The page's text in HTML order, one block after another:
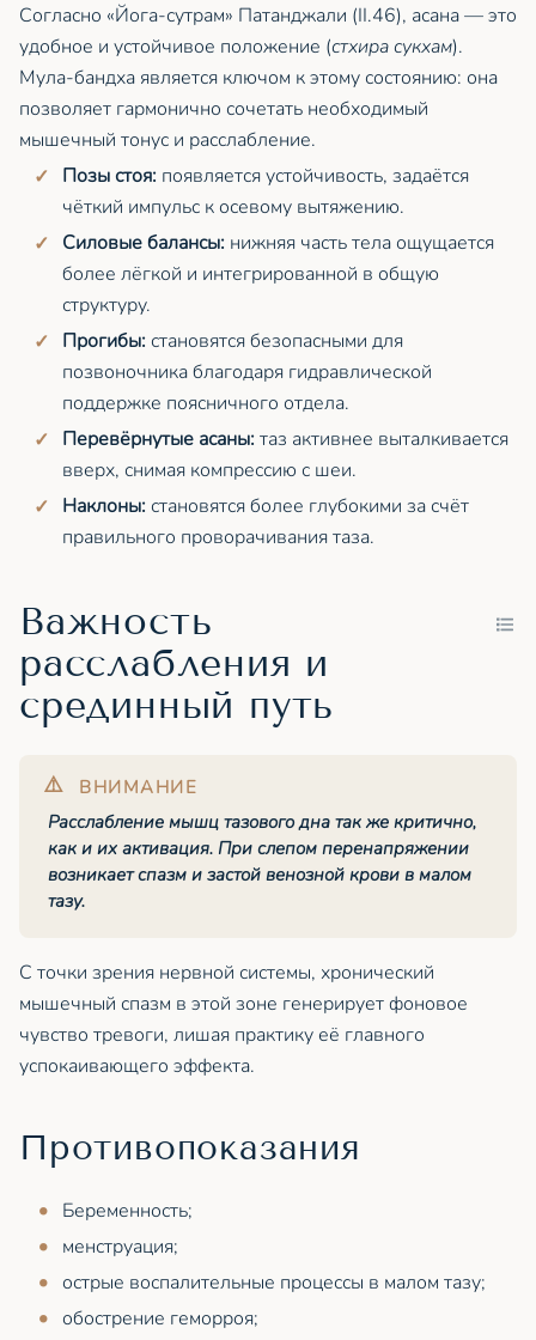
Согласно «Йога-сутрам» Патанджали (II.46), асана — это
удобное и устойчивое положение (стхира сукхам).
Мула-бандха является ключом к этому состоянию: она
позволяет гармонично сочетать необходимый
мышечный тонус и расслабление.
Позы стоя: появляется устойчивость, задаётся
чёткий импульс к осевому вытяжению.
Силовые балансы: нижняя часть тела ощущается
более лёгкой и интегрированной в общую
структуру.
Прогибы:становятся безопасными для
позвоночника благодаря гидравлической
поддержке поясничного отдела.
Перевёрнутые асаны:таз активнее выталкивается
вверх, снимая компрессию с шеи.
Наклоны:становятся более глубокими за счёт
правильного проворачивания таза.
Важность
расслабления и
срединный путь
Расслабление мышц тазового дна так же критично,
как и их активация. При слепом перенапряжении
возникает спазм и застой венозной крови в малом
тазу.
С точки зрения нервной системы, хронический
мышечный спазм в этой зоне генерирует фоновое
чувство тревоги, лишая практику её главного
успокаивающего эффекта.
Противопоказания
Беременность;
менструация;
острые воспалительные процессы в малом тазу;
обострение геморроя;